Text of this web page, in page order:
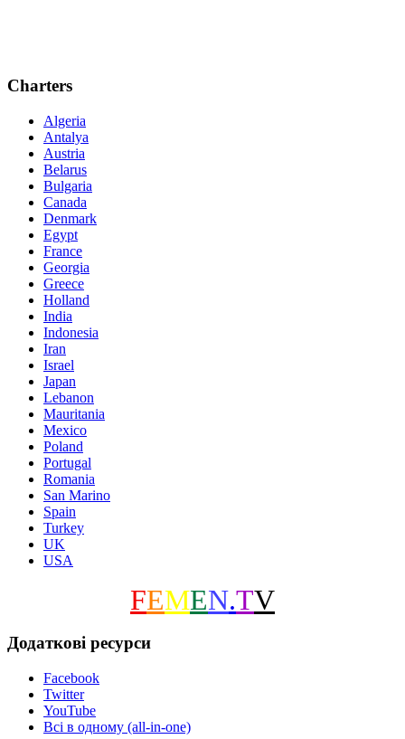
Charters
Algeria
Antalya
Austria
Belarus
Bulgaria
Canada
Denmark
Egypt
France
Georgia
Greece
Holland
India
Indonesia
Iran
Israel
Japan
Lebanon
Mauritania
Mexico
Poland
Portugal
Romania
San Marino
Spain
Turkey
UK
USA
FEMEN.TV
Додаткові ресурси
Facebook
Twitter
YouTube
Всі в одному (all-in-one)